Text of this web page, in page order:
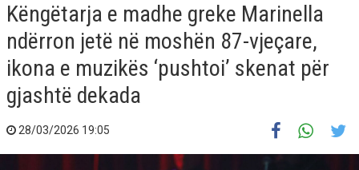
Këngëtarja e madhe greke Marinella
ndërron jetë në moshën 87-vjeçare,
ikona e muzikës ‘pushtoi’ skenat për
gjashtë dekada
28/03/2026 19:05